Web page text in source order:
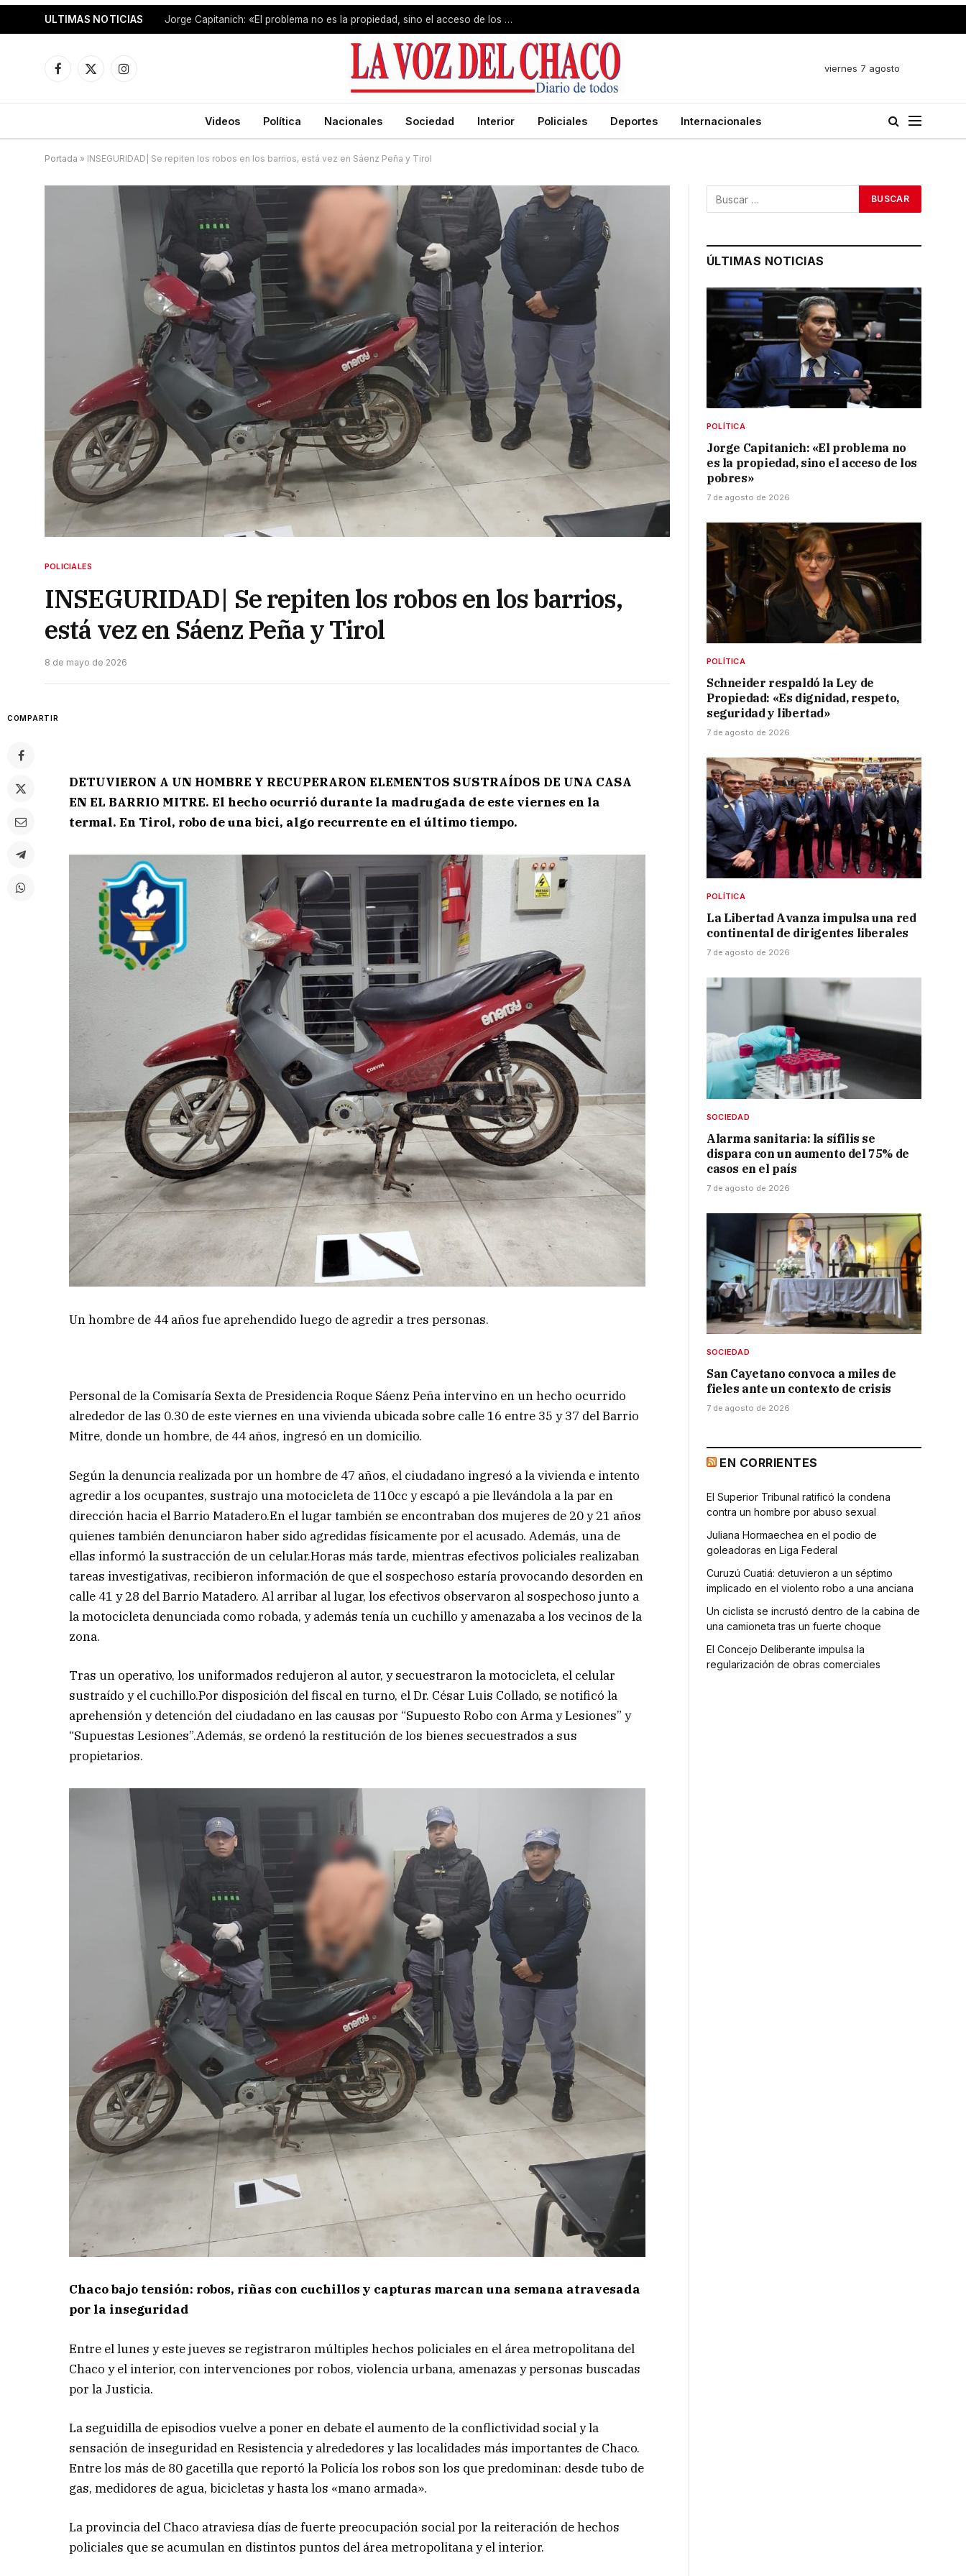
ULTIMAS NOTICIAS Jorge Capitanich: «El problema no es la propiedad, sino el acceso de los pobres»
Facebook
X
Instagram
viernes 7 agosto
Videos Política Nacionales Sociedad Interior Policiales Deportes Internacionales
Portada » INSEGURIDAD| Se repiten los robos en los barrios, está vez en Sáenz Peña y Tirol
POLICIALES
INSEGURIDAD| Se repiten los robos en los barrios,
está vez en Sáenz Peña y Tirol
8 de mayo de 2026
COMPARTIR
DETUVIERON A UN HOMBRE Y RECUPERARON ELEMENTOS SUSTRAÍDOS DE UNA CASA
EN EL BARRIO MITRE. El hecho ocurrió durante la madrugada de este viernes en la
termal. En Tirol, robo de una bici, algo recurrente en el último tiempo.
Un hombre de 44 años fue aprehendido luego de agredir a tres personas.
Personal de la Comisaría Sexta de Presidencia Roque Sáenz Peña intervino en un hecho ocurrido
alrededor de las 0.30 de este viernes en una vivienda ubicada sobre calle 16 entre 35 y 37 del Barrio
Mitre, donde un hombre, de 44 años, ingresó en un domicilio.
Según la denuncia realizada por un hombre de 47 años, el ciudadano ingresó a la vivienda e intento
agredir a los ocupantes, sustrajo una motocicleta de 110cc y escapó a pie llevándola a la par en
dirección hacia el Barrio Matadero.En el lugar también se encontraban dos mujeres de 20 y 21 años
quienes también denunciaron haber sido agredidas físicamente por el acusado. Además, una de
ellas informó la sustracción de un celular.Horas más tarde, mientras efectivos policiales realizaban
tareas investigativas, recibieron información de que el sospechoso estaría provocando desorden en
calle 41 y 28 del Barrio Matadero. Al arribar al lugar, los efectivos observaron al sospechoso junto a
la motocicleta denunciada como robada, y además tenía un cuchillo y amenazaba a los vecinos de la
zona.
Tras un operativo, los uniformados redujeron al autor, y secuestraron la motocicleta, el celular
sustraído y el cuchillo.Por disposición del fiscal en turno, el Dr. César Luis Collado, se notificó la
aprehensión y detención del ciudadano en las causas por “Supuesto Robo con Arma y Lesiones” y
“Supuestas Lesiones”.Además, se ordenó la restitución de los bienes secuestrados a sus
propietarios.
Chaco bajo tensión: robos, riñas con cuchillos y capturas marcan una semana atravesada
por la inseguridad
Entre el lunes y este jueves se registraron múltiples hechos policiales en el área metropolitana del
Chaco y el interior, con intervenciones por robos, violencia urbana, amenazas y personas buscadas
por la Justicia.
La seguidilla de episodios vuelve a poner en debate el aumento de la conflictividad social y la
sensación de inseguridad en Resistencia y alrededores y las localidades más importantes de Chaco.
Entre los más de 80 gacetilla que reportó la Policía los robos son los que predominan: desde tubo de
gas, medidores de agua, bicicletas y hasta los «mano armada».
La provincia del Chaco atraviesa días de fuerte preocupación social por la reiteración de hechos
policiales que se acumulan en distintos puntos del área metropolitana y el interior.
ÚLTIMAS NOTICIAS
POLÍTICA
Jorge Capitanich: «El problema no
es la propiedad, sino el acceso de los
pobres»
7 de agosto de 2026
POLÍTICA
Schneider respaldó la Ley de
Propiedad: «Es dignidad, respeto,
seguridad y libertad»
7 de agosto de 2026
POLÍTICA
La Libertad Avanza impulsa una red
continental de dirigentes liberales
7 de agosto de 2026
SOCIEDAD
Alarma sanitaria: la sífilis se
dispara con un aumento del 75% de
casos en el país
7 de agosto de 2026
SOCIEDAD
San Cayetano convoca a miles de
fieles ante un contexto de crisis
7 de agosto de 2026
EN CORRIENTES
El Superior Tribunal ratificó la condena
contra un hombre por abuso sexual
Juliana Hormaechea en el podio de
goleadoras en Liga Federal
Curuzú Cuatiá: detuvieron a un séptimo
implicado en el violento robo a una anciana
Un ciclista se incrustó dentro de la cabina de
una camioneta tras un fuerte choque
El Concejo Deliberante impulsa la
regularización de obras comerciales